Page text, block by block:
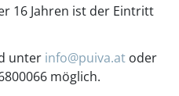
16 Jahren ist der Eintritt
unter info@puiva.at oder
möglich.